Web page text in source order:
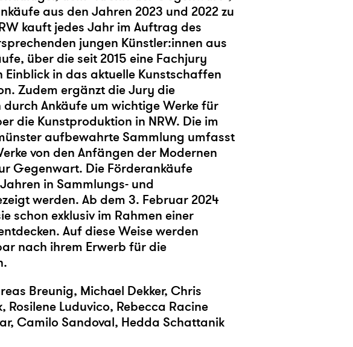
aus den Jahren 2023 und 2022 zu
kauft jedes Jahr im Auftrag des
jungen Künstler:innen aus
über die seit 2015 eine Fachjury
Einblick in das aktuelle Kunstschaffen
Zudem ergänzt die Jury die
Ankäufe um wichtige Werke für
die Kunstproduktion in NRW. Die im
aufbewahrte Sammlung umfasst
von den Anfängen der Modernen
Gegenwart. Die Förderankäufe
in Sammlungs- und
werden. Ab dem 3. Februar 2024
schon exklusiv im Rahmen einer
Auf diese Weise werden
nach ihrem Erwerb für die
Breunig, Michael Dekker, Chris
Rosilene Luduvico, Rebecca Racine
Camilo Sandoval, Hedda Schattanik